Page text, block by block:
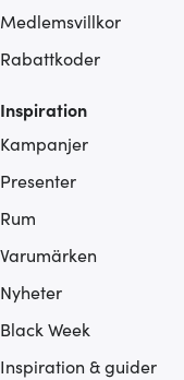
Medlemsvillkor
Rabattkoder
Inspiration
Kampanjer
Presenter
Rum
Varumärken
Nyheter
Black Week
Inspiration & guider